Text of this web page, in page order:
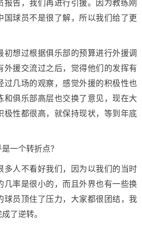
报告，我们再进行引援。因为教练刚
国球员不是很了解，所以我们给了更
初想过根据俱乐部的预算进行外援调
外援交流过之后，觉得他们的发挥有
过几场的观察，感觉外援的积极性也
和俱乐部高层也交换了意见，现在大
极性都很高，就保持现状，等到年底
一个转折点？
多人不看好我们，因为以我们的当时
几率是很小的，而且外界也有一些换
球员顶住了压力，大家都很团结，我
了逆转。